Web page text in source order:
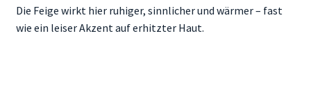
Die Feige wirkt hier ruhiger, sinnlicher und wärmer – fast
wie ein leiser Akzent auf erhitzter Haut.